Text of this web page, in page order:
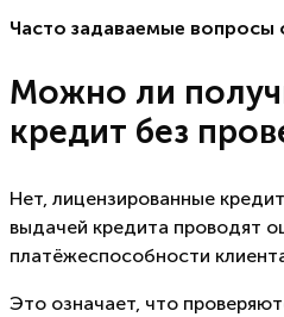
Часто задаваемые вопросы
Можно ли
кредит без
Нет, лицензированные
выдачей кредита проводят
платёжеспособности
Это означает, что